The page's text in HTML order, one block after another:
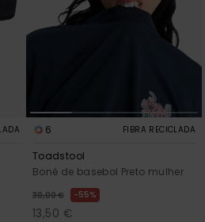
6 FIBRA RECICLADA
Toadstool
Boné de basebol Preto mulher
30,00 € 55%
13,50 €